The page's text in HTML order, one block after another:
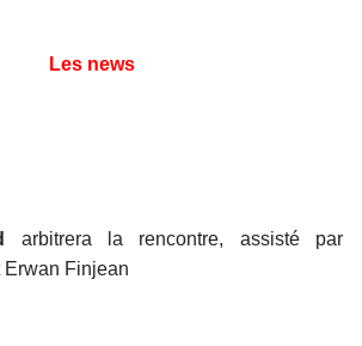
Les news
arbitrera la rencontre, assisté par
Finjean